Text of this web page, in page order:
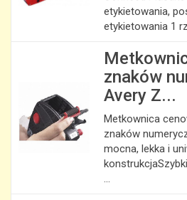
etykietowania,
etykietowania 1
znaków
Avery Z...
Metkownica
znaków
mocna, lekka i
...